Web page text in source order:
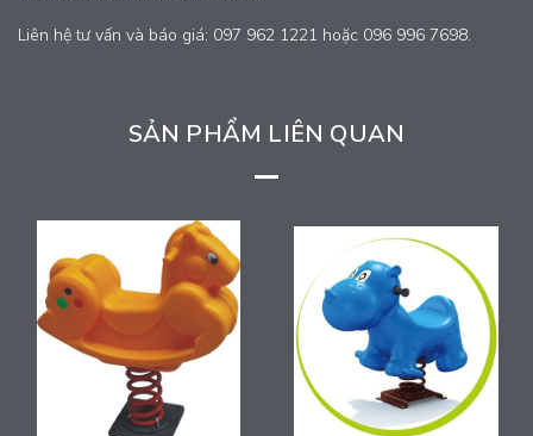
Liên hệ tư vấn và báo giá: 097 962 1221 hoặc 096 996 7698.
SẢN PHẨM LIÊN QUAN